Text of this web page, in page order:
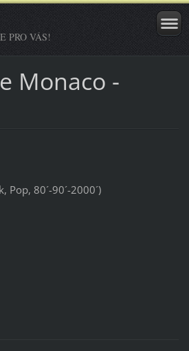
PRO VÁS!
Monaco -
Pop, 80´-90´-2000´)